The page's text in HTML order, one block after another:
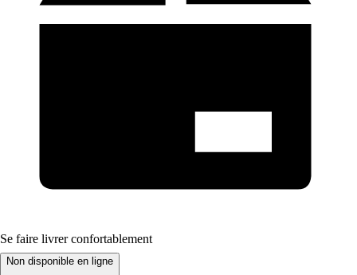
Se faire livrer confortablement
Non disponible en ligne